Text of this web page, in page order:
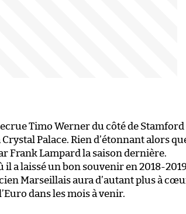
Timo Werner du côté de Stamford
Palace. Rien d’étonnant alors
Frank Lampard la saison dernière.
a laissé un bon souvenir en 2018-
Marseillais aura d’autant plus à
dans les mois à venir.